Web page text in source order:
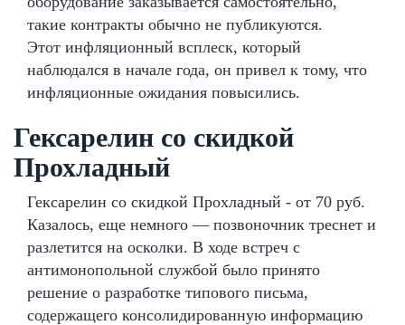
такие контракты обычно не публикуются.
Этот инфляционный всплеск, который
наблюдался в начале года, он привел к тому, что
инфляционные ожидания повысились.
Гексарелин со скидкой
Прохладный
Гексарелин со скидкой Прохладный - от 70 руб.
Казалось, еще немного — позвоночник треснет и
разлетится на осколки. В ходе встреч с
антимонопольной службой было принято
решение о разработке типового письма,
содержащего консолидированную информацию